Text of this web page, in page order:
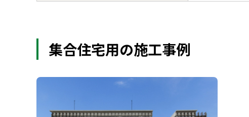
集合住宅用の施工事例